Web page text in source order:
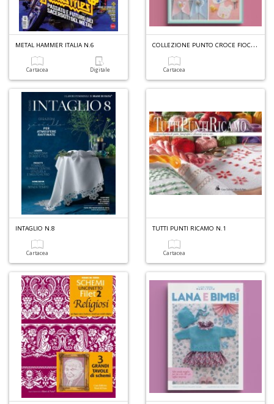
METAL HAMMER ITALIA N.6
Cartacea Digitale
C
OLLEZIONE PUNTO CROCE FIOCCHI E BAVAGLINI N.1
Cartacea
INTAGLIO N.8
Cartacea
TUTTI PUNTI RICAMO N.1
Cartacea